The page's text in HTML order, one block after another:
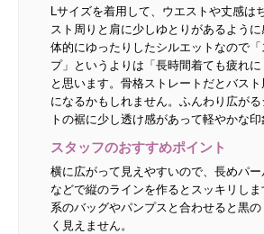
Lサイズを着用して、ウエストや丈感は
スト周りと肩に少しゆとりがあるよう
体的にゆったりしたシルエットなので
プ」というよりは「長時間着ても疲れ
と思います。骨格ストレートだとバス
になるかもしれません。ふんわり広が
トの裾に少し透け感があって軽やかな印
スタッフのおすすめポイント
横に広がって見えやすいので、長めパ
などで縦のラインを作るとスッキリし
系のバッグやパンプスと合わせると黒
く見えません。